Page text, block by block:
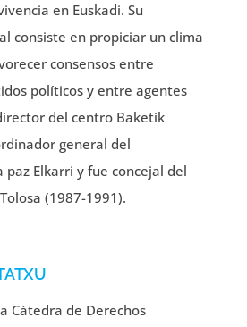
en Euskadi. Su
consiste en propiciar un clima
consensos entre
políticos y entre agentes
del centro Baketik
general del
Elkarri y fue concejal del
(1987-1991).
Cátedra de Derechos